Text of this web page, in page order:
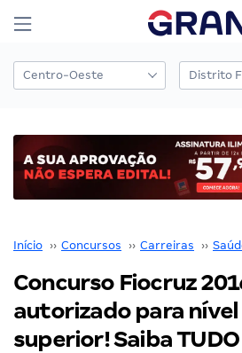
Início ›› Concursos ›› Carreiras ››
Concurso Fiocruz
autorizado para
superior! Saiba